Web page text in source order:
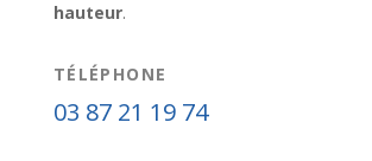
hauteur.
TÉLÉPHONE
03 87 21 19 74